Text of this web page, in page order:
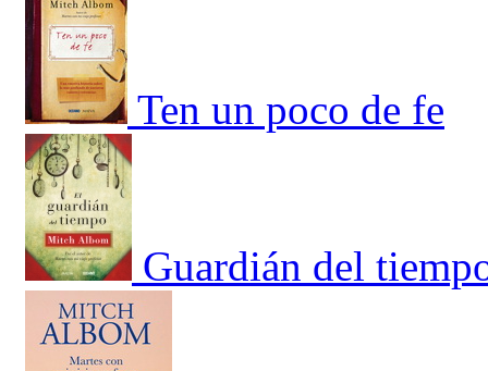
Ten un poco de fe
Guardián del